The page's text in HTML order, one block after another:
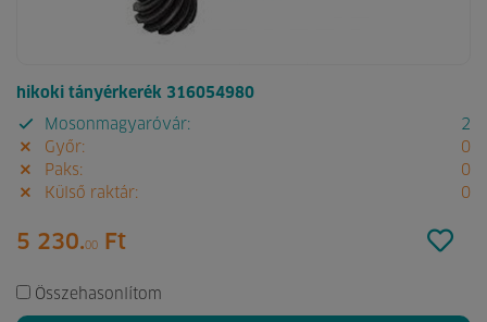
hikoki tányérkerék 316054980
Mosonmagyaróvár:
2
Győr:
0
Paks:
0
Külső raktár:
0
5 230.00 Ft
Összehasonlítom